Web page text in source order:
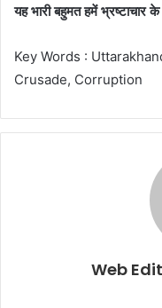
यह भारी बहुमत हमें भ्रष्टाचार
Key Words :
Crusade, Corruption
Web